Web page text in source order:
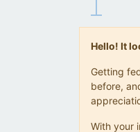
Hello! It
Getting
before,
With your